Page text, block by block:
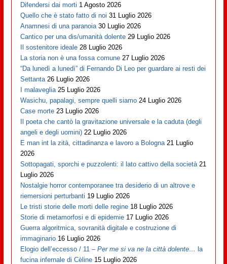
Difendersi dai morti 1 Agosto 2026
Quello che è stato fatto di noi 31 Luglio 2026
Anamnesi di una paranoia 30 Luglio 2026
Cantico per una dis/umanità dolente 29 Luglio 2026
Il sostenitore ideale 28 Luglio 2026
La storia non è una fossa comune 27 Luglio 2026
“Da lunedì a lunedì” di Fernando Di Leo per guardare ai resti dei
Settanta 26 Luglio 2026
I malaveglia 25 Luglio 2026
Wasichu, papalagi, sempre quelli siamo 24 Luglio 2026
Case morte 23 Luglio 2026
Il poeta che cantò la gravitazione universale e la caduta (degli
angeli e degli uomini) 22 Luglio 2026
E man int la zità, cittadinanza e lavoro a Bologna 21 Luglio
2026
Sottopagati, sporchi e puzzolenti: il lato cattivo della società 21
Luglio 2026
Nostalgie horror contemporanee tra desiderio di un altrove e
riemersioni perturbanti 19 Luglio 2026
Le tristi storie delle morti delle regine 18 Luglio 2026
Storie di metamorfosi e di epidemie 17 Luglio 2026
Guerra algoritmica, sovranità digitale e costruzione di
immaginario 16 Luglio 2026
Elogio dell’eccesso / 11 –Per me si va ne la città dolente… la
fucina infernale di Cèline 15 Luglio 2026